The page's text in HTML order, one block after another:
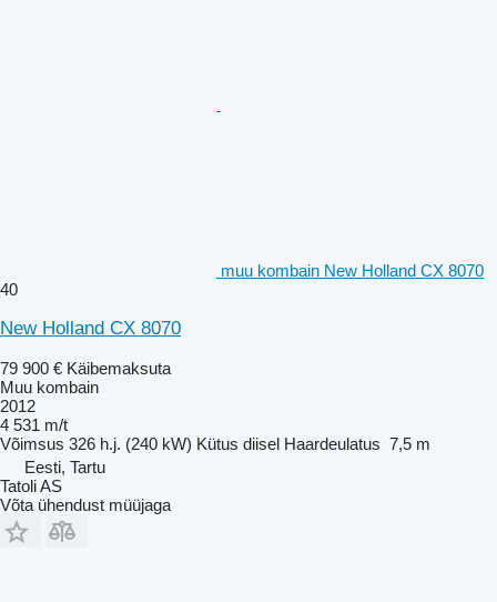
muu kombain New Holland CX 8070
40
New Holland CX 8070
79 900 € Käibemaksuta
Muu kombain
2012
4 531 m/t
Võimsus 326 h.j. (240 kW) Kütus diisel Haardeulatus 7,5 m
Eesti, Tartu
Tatoli AS
Võta ühendust müüjaga